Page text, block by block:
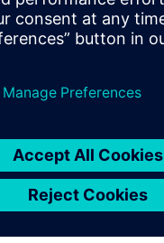
(Vyaire Medical、シニ
ティングマネージャー)